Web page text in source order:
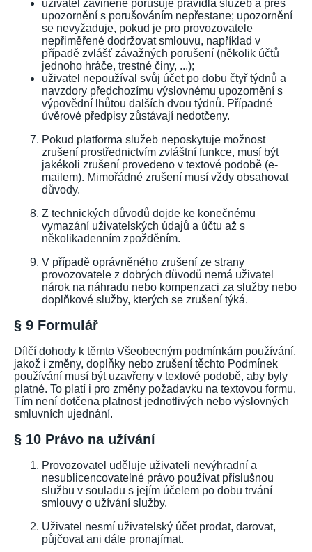
uživatel zaviněně porušuje pravidla služeb a přes
upozornění s porušováním nepřestane; upozornění
se nevyžaduje, pokud je pro provozovatele
nepřiměřené dodržovat smlouvu, například v
případě zvlášť závažných porušení (několik účtů
jednoho hráče, trestné činy, ...);
uživatel nepoužíval svůj účet po dobu čtyř týdnů a
navzdory předchozímu výslovnému upozornění s
výpovědní lhůtou dalších dvou týdnů. Případné
úvěrové předpisy zůstávají nedotčeny.
Pokud platforma služeb neposkytuje možnost
zrušení prostřednictvím zvláštní funkce, musí být
jakékoli zrušení provedeno v textové podobě (e-
mailem). Mimořádné zrušení musí vždy obsahovat
důvody.
Z technických důvodů dojde ke konečnému
vymazání uživatelských údajů a účtu až s
několikadenním zpožděním.
V případě oprávněného zrušení ze strany
provozovatele z dobrých důvodů nemá uživatel
nárok na náhradu nebo kompenzaci za služby nebo
doplňkové služby, kterých se zrušení týká.
§ 9 Formulář
Dílčí dohody k těmto Všeobecným podmínkám používání,
jakož i změny, doplňky nebo zrušení těchto Podmínek
používání musí být uzavřeny v textové podobě, aby byly
platné. To platí i pro změny požadavku na textovou formu.
Tím není dotčena platnost jednotlivých nebo výslovných
smluvních ujednání.
§ 10 Právo na užívání
Provozovatel uděluje uživateli nevýhradní a
nesublicencovatelné právo používat příslušnou
službu v souladu s jejím účelem po dobu trvání
smlouvy o užívání služby.
Uživatel nesmí uživatelský účet prodat, darovat,
půjčovat ani dále pronajímat.